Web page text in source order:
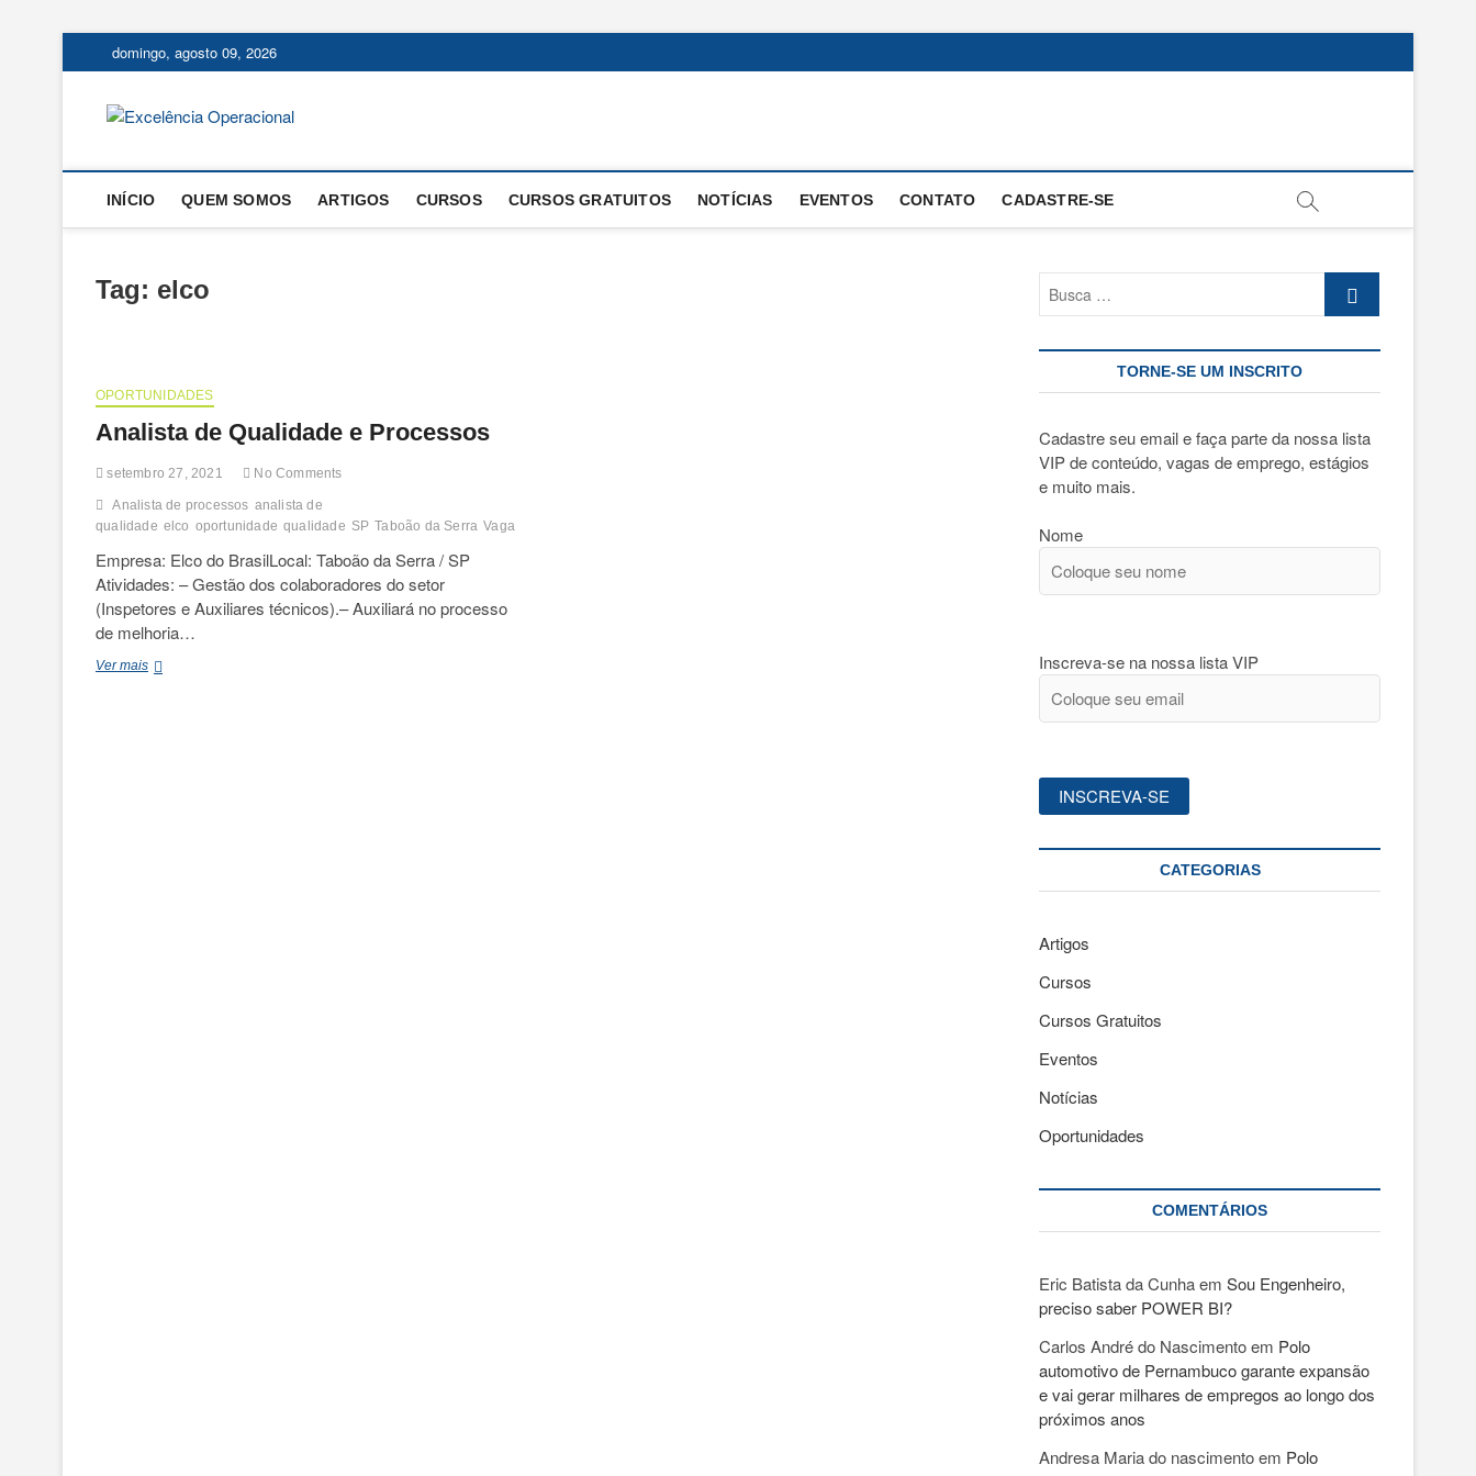
to
domingo, agosto 09, 2026
INÍCIO QUEM SOMOS ARTIGOS CURSOS CURSOS GRATUITOS NOTÍCIAS EVENTOS CONTATO CADASTRE-SE
Tag: elco
OPORTUNIDADES
Analista de Qualidade e Processos
setembro 27, 2021 No Comments
Analista de processos analista de
qualidade elco oportunidade qualidade SP Taboão da Serra Vaga
Empresa: Elco do BrasilLocal: Taboão da Serra / SP
Atividades: – Gestão dos colaboradores do setor
(Inspetores e Auxiliares técnicos).– Auxiliará no processo
de melhoria…
Ver maisAnalista
TORNE-SE UM INSCRITO
Cadastre seu email e faça parte da nossa lista
VIP de conteúdo, vagas de emprego, estágios
e muito mais.
Nome
Inscreva-se na nossa lista VIP
CATEGORIAS
Artigos
Cursos
Cursos Gratuitos
Eventos
Notícias
Oportunidades
COMENTÁRIOS
Eric Batista da Cunhaem Sou Engenheiro,
preciso saber POWER BI?
Carlos André do Nascimentoem Polo
automotivo de Pernambuco garante expansão
e vai gerar milhares de empregos ao longo dos
próximos anos
Andresa Maria do nascimentoem Polo